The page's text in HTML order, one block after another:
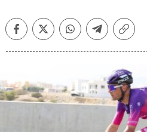
FacebookTwitterWhatsappTelegramCopiar